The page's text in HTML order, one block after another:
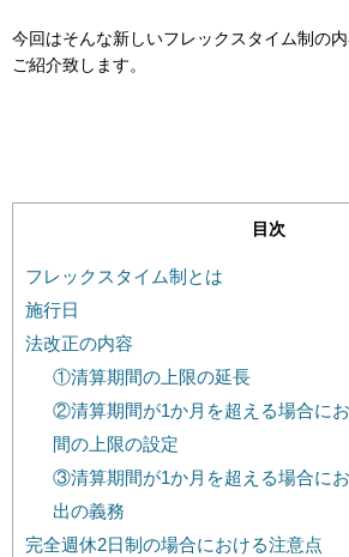
今回はそんな新しいフレックスタイム制の
ご紹介致します。
目次
フレックスタイム制とは
施行日
法改正の内容
①清算期間の上限の延長
②清算期間が1か月を超える場合に
間の上限の設定
③清算期間が1か月を超える場合に
出の義務
完全週休2日制の場合における注意点